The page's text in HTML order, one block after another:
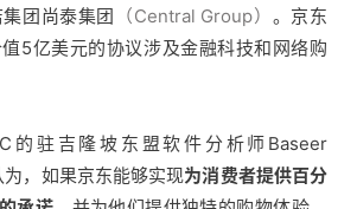
团尚泰集团
（Central Group） 。京东
5亿美元的协议涉及金融科技和网络购
的驻吉隆坡东盟软件分析师Baseer
，如果京东能够实现为消费者提供百分